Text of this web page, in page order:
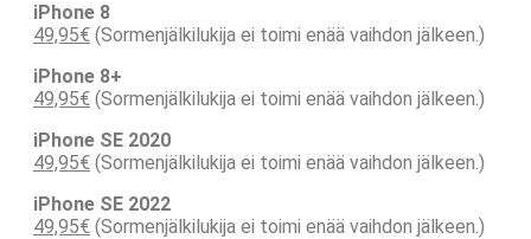
iPhone 8
49,95€ (Sormenjälkilukija ei toimi enää vaihdon jälkeen.)
iPhone 8+
49,95€ (Sormenjälkilukija ei toimi enää vaihdon jälkeen.)
iPhone SE 2020
49,95€ (Sormenjälkilukija ei toimi enää vaihdon jälkeen.)
iPhone SE 2022
49,95€ (Sormenjälkilukija ei toimi enää vaihdon jälkeen.)